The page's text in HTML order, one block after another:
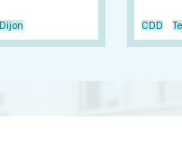
Dijon CDD